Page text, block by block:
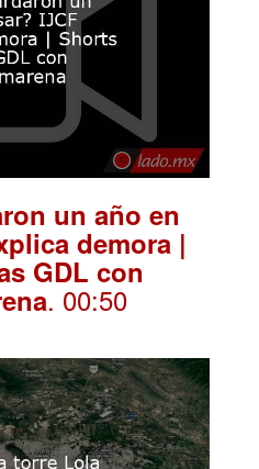
un año en
demora |
GDL con
. 00:50